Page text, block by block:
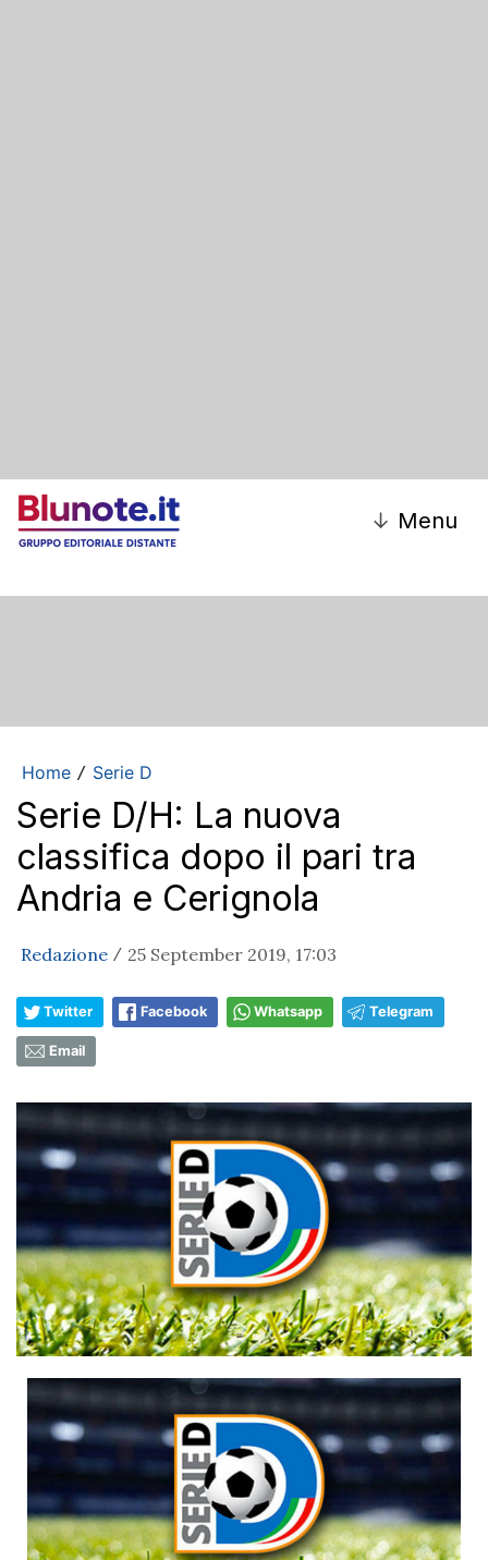
↓ Menu
Home / Serie D
Serie D/H: La nuova
classifica dopo il pari tra
Andria e Cerignola
Redazione / 25 September 2019, 17:03
Twitter Facebook Whatsapp Telegram
Email